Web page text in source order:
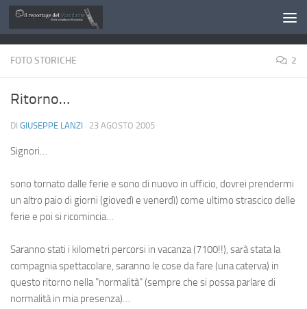
Salta al contenuto
FOTO STORICHE 2
Ritorno…
DI GIUSEPPE LANZI · 23 AGOSTO 2005
Signori…
sono tornato dalle ferie e sono di nuovo in ufficio, dovrei prendermi
un altro paio di giorni (giovedì e venerdì) come ultimo strascico delle
ferie e poi si ricomincia…
Saranno stati i kilometri percorsi in vacanza (7100!!), sarà stata la
compagnia spettacolare, saranno le cose da fare (una caterva) in
questo ritorno nella "normalità" (sempre che si possa parlare di
normalità in mia presenza)…